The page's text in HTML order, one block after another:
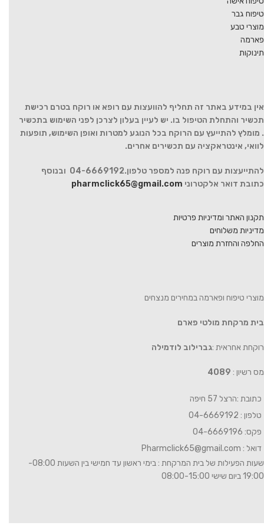
טיפוח גבר
מוצרי טבע
פארמה
תינוקות
אין במידע באתר זה תחליף להוועצות עם רופא או רוקח בטרם רכישת
תכשיר והתחלת הטיפול בו. יש לעיין בעלון לצרכן לפני השימוש בתכשיר
. מומלץ להתייעץ עם הרוקח בכל הנוגע למטרות ואופן השימוש, תופעות
לוואי, אינטראקציה עם תכשירים אחרים.
להתייעצות עם רוקח פנה למספר טלפון.04-6669192 ובנוסף
כתובת דואר אלקטרוני pharmclick65@gmail.com
תקנון האתר ומדיניות פרטיות
מדיניות משלוחים
החלפה והחזרת מוצרים
מוצרי טיפוח ופארמה במחירים מנצחים
בית מרקחת מולטי פארם
רוקחת אחראית :גברילוב לודמילה
מס רשיון : 4089
כתובת :הרצל 57 חיפה
טלפון : 04-6669192
פקס: 04-6669196
דואל : Pharmclick65@gmail.com
שעות הפעילות של בית המרקחת : בימי ראשון עד חמישי בין השעות 08:00-
19:00 ביום שישי 08:00-15:00